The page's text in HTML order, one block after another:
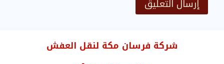
شركة فرسان مكة لنقل العفش